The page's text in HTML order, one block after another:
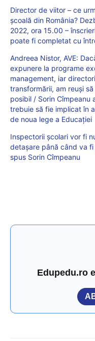
Director de viitor – ce
școală din România?
2022, ora 15.00 –
poate fi completat cu
Andreea Nistor, AVE:
expunere la programe
management, iar
transformării, am reuși
posibil / Sorin Cîmpeanu
trebuie să fie implicat în
de noua lege a Educației
Inspectorii școlari vor fi
detașare până când va
spus Sorin Cîmpeanu
Edupedu.ro